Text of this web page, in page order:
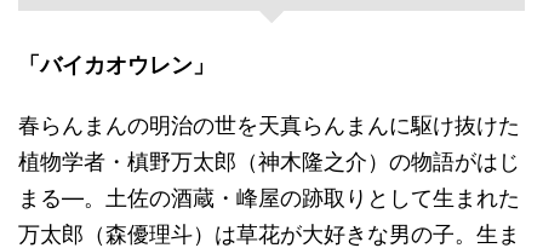
「バイカオウレン」
春らんまんの明治の世を天真らんまんに駆け抜けた
植物学者・槙野万太郎（神木隆之介）の物語がはじ
まる―。土佐の酒蔵・峰屋の跡取りとして生まれた
万太郎（森優理斗）は草花が大好きな男の子。生ま